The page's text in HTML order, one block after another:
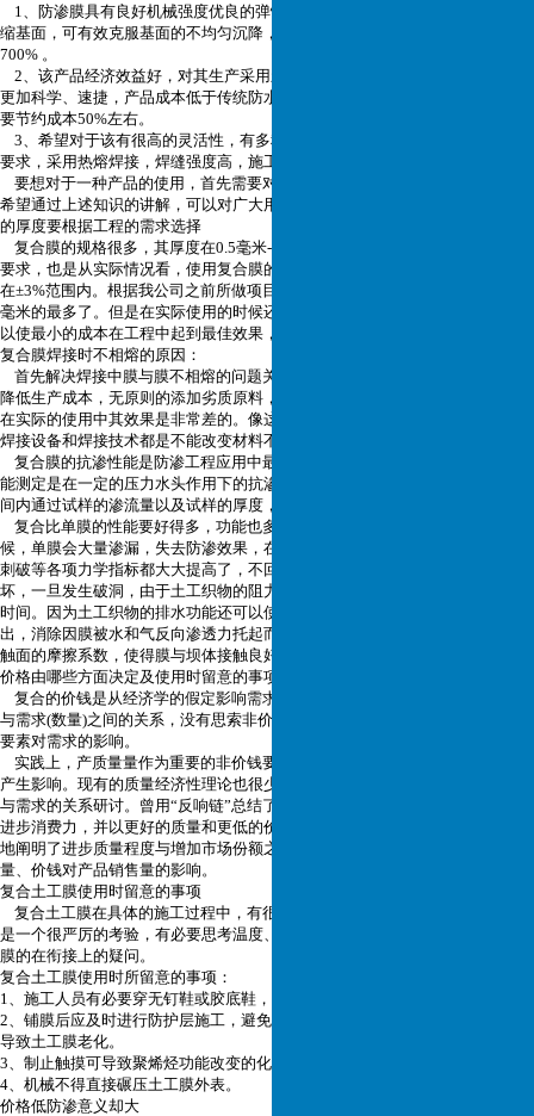
1、防渗膜具有良好机械强度优良的弹性和变形能力使其非常适用于膨胀或收
缩基面，可有效克服基面的不均匀沉降，断裂拉伸强度28MPa，断裂延伸率
700% 。
2、该产品经济效益好，对其生产采用新型技术提高了防渗效果，但生产工艺
更加科学、速捷，产品成本低于传统防水材料，经实际测算采用防渗膜的工程
要节约成本50%左右。
3、希望对于该有很高的灵活性，有多种规格多种铺设形式满足不同工程防渗
要求，采用热熔焊接，焊缝强度高，施工方便、快速。
要想对于一种产品的使用，首先需要对其相关特点进行进一步的了解，对此
希望通过上述知识的讲解，可以对广大用户的应用，起到相应的一些帮助。
的厚度要根据工程的需求选择
复合膜的规格很多，其厚度在0.5毫米-4.0毫米之间。依照国际CJ/T234-2006
要求，也是从实际情况看，使用复合膜的厚度，最小不小于1.5毫米，误差应该
在±3%范围内。根据我公司之前所做项目的经历，废物填埋场使用厚度3.0-4.0
毫米的最多了。但是在实际使用的时候还要考虑到现场的实际情况具体分析，
以使最小的成本在工程中起到最佳效果，避免浪费。
复合膜焊接时不相熔的原因：
首先解决焊接中膜与膜不相熔的问题关键是在原料的配比上，有的厂家为了
降低生产成本，无原则的添加劣质原料，在外观上是没有多大的差别的，但是
在实际的使用中其效果是非常差的。像这种劣质原料加工的复合膜就是再好的
焊接设备和焊接技术都是不能改变材料不相熔的事实。
复合膜的抗渗性能是防渗工程应用中最为重要的指标之一。复合膜的抗渗性
能测定是在一定的压力水头作用下的抗渗试验，在规定的水力压差下，一定时
间内通过试样的渗流量以及试样的厚度，求得渗透系数，计算服从达西定律。
复合比单膜的性能要好得多，功能也多，更加易于施工。在膜发生破洞的时
候，单膜会大量渗漏，失去防渗效果，在复合一层土工织物以后，抗拉断、抗
刺破等各项力学指标都大大提高了，不回轻易在运输以及施工过程中将膜破
坏，一旦发生破洞，由于土工织物的阻力，能够限制大量漏水，保证故障处理
时间。因为土工织物的排水功能还可以使得膜的背面渗透水或者孔隙水顺利排
出，消除因膜被水和气反向渗透力托起而滑动失稳的后患，也提高了砂卵石接
触面的摩擦系数，使得膜与坝体接触良好。
价格由哪些方面决定及使用时留意的事项
复合的价钱是从经济学的假定影响需求的非价钱要素不变的前提下研讨价钱
与需求(数量)之间的关系，没有思索非价钱要素与价钱之间的关系以及非价钱
要素对需求的影响。
实践上，产质量量作为重要的非价钱要素之一，与价钱共同对产品的销售量
产生影响。现有的质量经济性理论也很少涵盖产质量量与产品价钱、产质量量
与需求的关系研讨。曾用“反响链”总结了改良质量带来的收益，改良质量能够
进步消费力，并以更好的质量和更低的价钱占领市场。但是“反响链”只是定性
地阐明了进步质量程度与增加市场份额之间的关系。我们从定量地角度研讨质
量、价钱对产品销售量的影响。
复合土工膜使用时留意的事项
复合土工膜在具体的施工过程中，有很多细节需求留意，比如对施工的环境
是一个很严厉的考验，有必要思考温度、场所等要素，也需求思考到复合土工
膜的在衔接上的疑问。
复合土工膜使用时所留意的事项：
1、施工人员有必要穿无钉鞋或胶底鞋，制止在土工膜上任意践踏。
2、铺膜后应及时进行防护层施工，避免热收缩导致土工膜变形及紫外线照射
导致土工膜老化。
3、制止触摸可导致聚烯烃功能改变的化学物质，以免土工膜发作持久变形。
4、机械不得直接碾压土工膜外表。
价格低防渗意义却大